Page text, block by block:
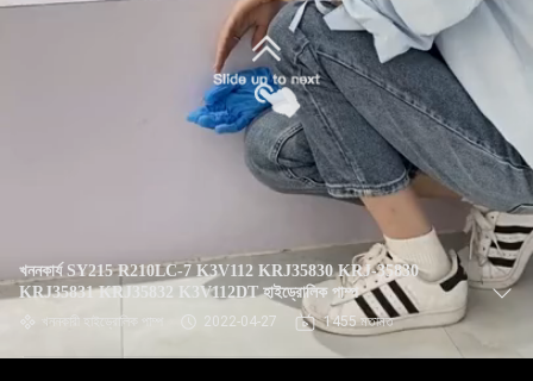
খননকার্য SY215 R210LC-7 K3V112 KRJ35830 KRJ-35830
KRJ35831 KRJ35832 K3V112DT হাইড্রোলিক পাম্প
খননকারী হাইড্রোলিক পাম্প 2022-04-27 1455 মতামত